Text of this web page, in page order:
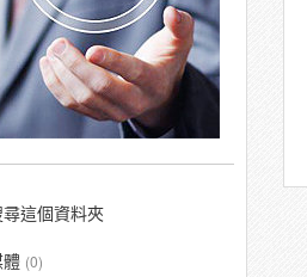
這個資料夾
(0)